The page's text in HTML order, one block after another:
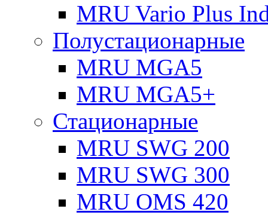
MRU Vario Plus
Полустационарные
MRU MGA5
MRU MGA5+
Стационарные
MRU SWG 200
MRU SWG 300
MRU OMS 420